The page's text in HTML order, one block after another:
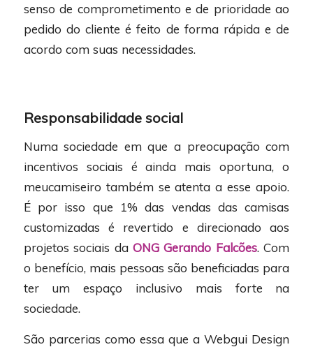
senso de comprometimento e de prioridade ao
pedido do cliente é feito de forma rápida e de
acordo com suas necessidades.
Responsabilidade social
Numa sociedade em que a preocupação com
incentivos sociais é ainda mais oportuna, o
meucamiseiro também se atenta a esse apoio.
É por isso que 1% das vendas das camisas
customizadas é revertido e direcionado aos
projetos sociais da ONG Gerando Falcões. Com
o benefício, mais pessoas são beneficiadas para
ter um espaço inclusivo mais forte na
sociedade.
São parcerias como essa que a Webgui Design